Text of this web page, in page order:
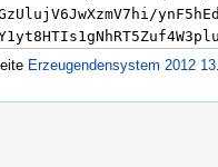
Erzeugendensystem 2012 13